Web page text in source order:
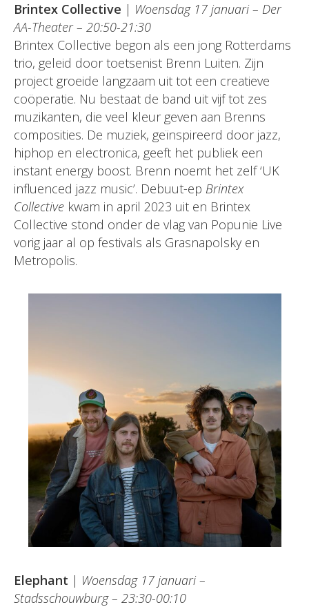
Brintex Collective | Woensdag 17 januari – Der
AA-Theater – 20:50-21:30
Brintex Collective begon als een jong Rotterdams
trio, geleid door toetsenist Brenn Luiten. Zijn
project groeide langzaam uit tot een creatieve
coöperatie. Nu bestaat de band uit vijf tot zes
muzikanten, die veel kleur geven aan Brenns
composities. De muziek, geïnspireerd door jazz,
hiphop en electronica, geeft het publiek een
instant energy boost. Brenn noemt het zelf ‘UK
influenced jazz music’. Debuut-ep Brintex
Collective kwam in april 2023 uit en Brintex
Collective stond onder de vlag van Popunie Live
vorig jaar al op festivals als Grasnapolsky en
Metropolis.
Elephant | Woensdag 17 januari –
Stadsschouwburg – 23:30-00:10